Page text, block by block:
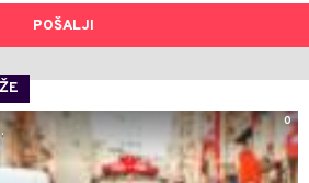
POŠALJI
0